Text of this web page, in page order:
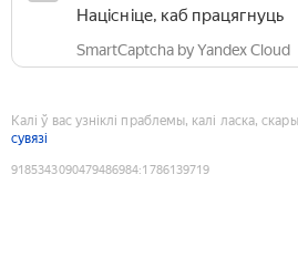
Націсніце, каб працягнуць
SmartCaptcha by Yandex Cloud
Калі ў вас узніклі праблемы, калі ласка,
сувязі
9185343090479486984:1786139719